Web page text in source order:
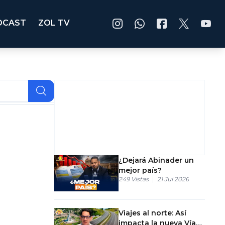
ZOL TV
¿Dejará Abinader un
mejor país?
249 Vistas 21 Jul 2026
Viajes al norte: Así
impacta la nueva Vía